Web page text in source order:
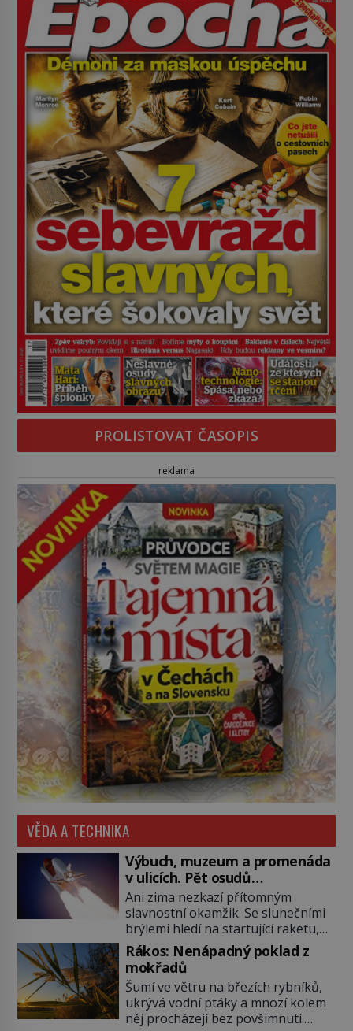
PROLISTOVAT ČASOPIS
reklama
VĚDA A TECHNIKA
Výbuch, muzeum a promenáda
v ulicích. Pět osudů
nejslavnějších raketoplánů
Ani zima nezkazí přítomným
slavnostní okamžik. Se slunečními
brýlemi hledí na startující raketu,
která má do vesmíru vynést kromě
posádky také obyčejnou učitelku.
Po několika sekundách všem
ztuhnou úsměvy, stroj totiž
exploduje. Jejich konstrukce není
z levného kraje, daňové poplatníky
Rákos: Nenápadný poklad z
mokřadů
Šumí ve větru na březích rybníků,
ukrývá vodní ptáky a mnozí kolem
něj procházejí bez povšimnutí.